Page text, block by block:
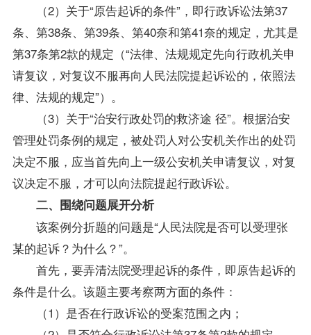
（2）关于“原告起诉的条件”，即行政诉讼法第37
条、第38条、第39条、第40奈和第41奈的规定，尤其是
第37条第2款的规定（“法律、法规规定先向行政机关申
请复议，对复议不服再向人民法院提起诉讼的，依照法
律、法规的规定”）。
（3）关于“治安行政处罚的救济途 径”。根据治安
管理处罚条例的规定，被处罚人对公安机关作出的处罚
决定不服，应当首先向上一级公安机关申请复议，对复
议决定不服，才可以向法院提起行政诉讼。
二、围绕问题展开分析
该案例分折题的问题是“人民法院是否可以受理张
某的起诉？为什么？”。
首先，要弄清法院受理起诉的条件，即原告起诉的
条件是什么。该题主要考察两方面的条件：
（1）是否在行政诉讼的受案范围之内；